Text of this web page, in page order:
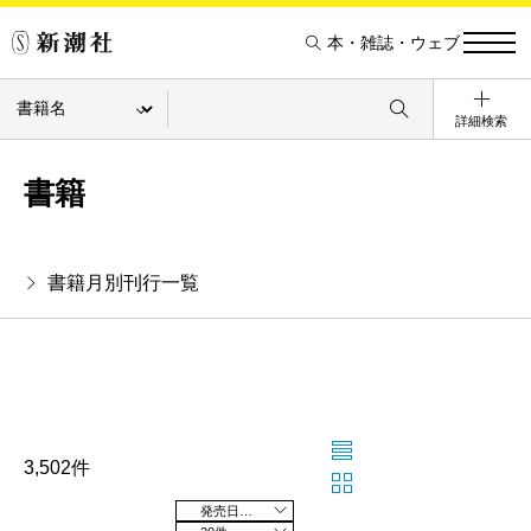
本・雑誌・ウェブ
詳細検索
書籍
書籍月別刊行一覧
3,502件